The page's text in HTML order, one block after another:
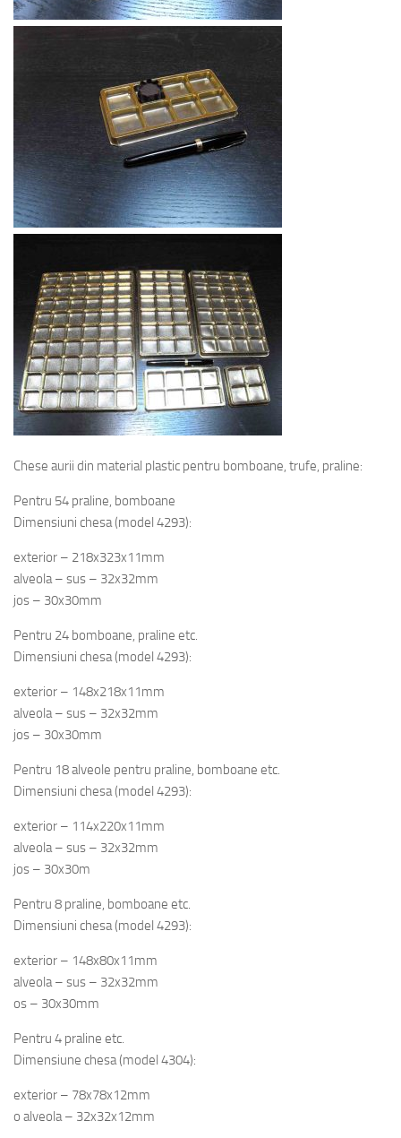
Chese aurii din material plastic pentru bomboane, trufe, praline:
Pentru 54 praline, bomboane
Dimensiuni chesa (model 4293):
exterior – 218x323x11mm
alveola – sus – 32x32mm
jos – 30x30mm
Pentru 24 bomboane, praline etc.
Dimensiuni chesa (model 4293):
exterior – 148x218x11mm
alveola – sus – 32x32mm
jos – 30x30mm
Pentru 18 alveole pentru praline, bomboane etc.
Dimensiuni chesa (model 4293):
exterior – 114x220x11mm
alveola – sus – 32x32mm
jos – 30x30m
Pentru 8 praline, bomboane etc.
Dimensiuni chesa (model 4293):
exterior – 148x80x11mm
alveola – sus – 32x32mm
os – 30x30mm
Pentru 4 praline etc.
Dimensiune chesa (model 4304):
exterior – 78x78x12mm
o alveola – 32x32x12mm